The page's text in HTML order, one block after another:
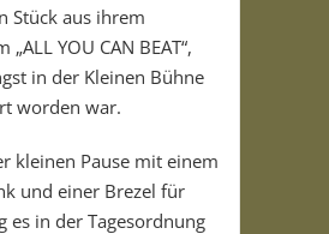
Stück aus ihrem
„ALL YOU CAN BEAT“,
in der Kleinen Bühne
worden war.
kleinen Pause mit einem
und einer Brezel für
es in der Tagesordnung